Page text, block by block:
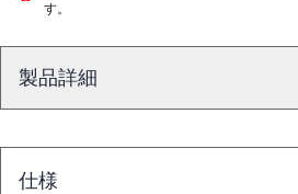
す。
製品詳細
仕様